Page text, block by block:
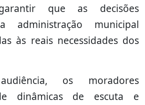
que as decisões
administração municipal
às reais necessidades dos
os moradores
dinâmicas de escuta e